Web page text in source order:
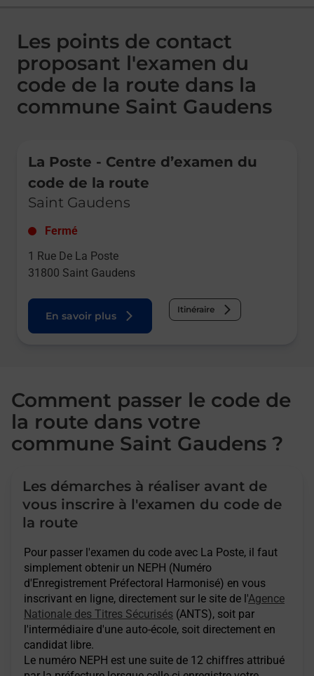
Les points de contact
proposant l'examen du
code de la route dans la
commune Saint Gaudens
La Poste - Centre d’examen du
code de la route
Saint Gaudens
Fermé
1 Rue De La Poste
31800 Saint Gaudens
En savoir plus
Itinéraire
Comment passer le code de
la route dans votre
commune Saint Gaudens ?
Les démarches à réaliser avant de
vous inscrire à l'examen du code de
la route
Pour passer l'examen du code avec La Poste, il faut
simplement obtenir un NEPH (Numéro
d'Enregistrement Préfectoral Harmonisé) en vous
inscrivant en ligne, directement sur le site de l'Agence
Nationale des Titres Sécurisés (ANTS), soit par
l'intermédiaire d'une auto-école, soit directement en
candidat libre.
Le numéro NEPH est une suite de 12 chiffres attribué